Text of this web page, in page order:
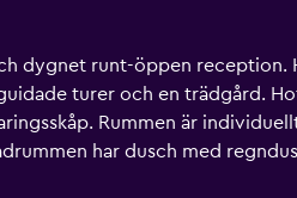
dygnet runt-öppen reception.
turer och en trädgård.
Rummen är
har dusch med
för 1–2 personer eller upp till 6